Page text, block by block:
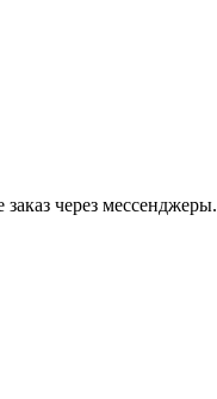
через мессенджеры.